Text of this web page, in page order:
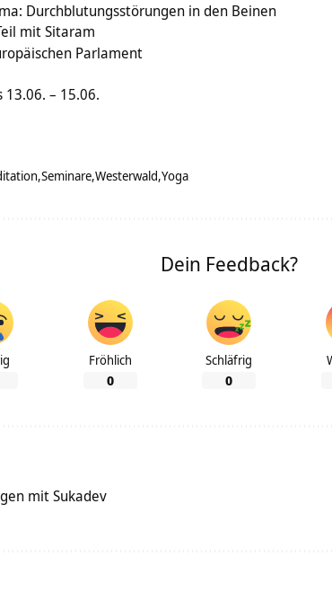
Durchblutungsstörungen in den Beinen
mit Sitaram
Parlament
13.06. – 15.06.
Seminare Westerwald Yoga
Dein Feedback?
Fröhlich
0
Schläfrig
0
mit Sukadev